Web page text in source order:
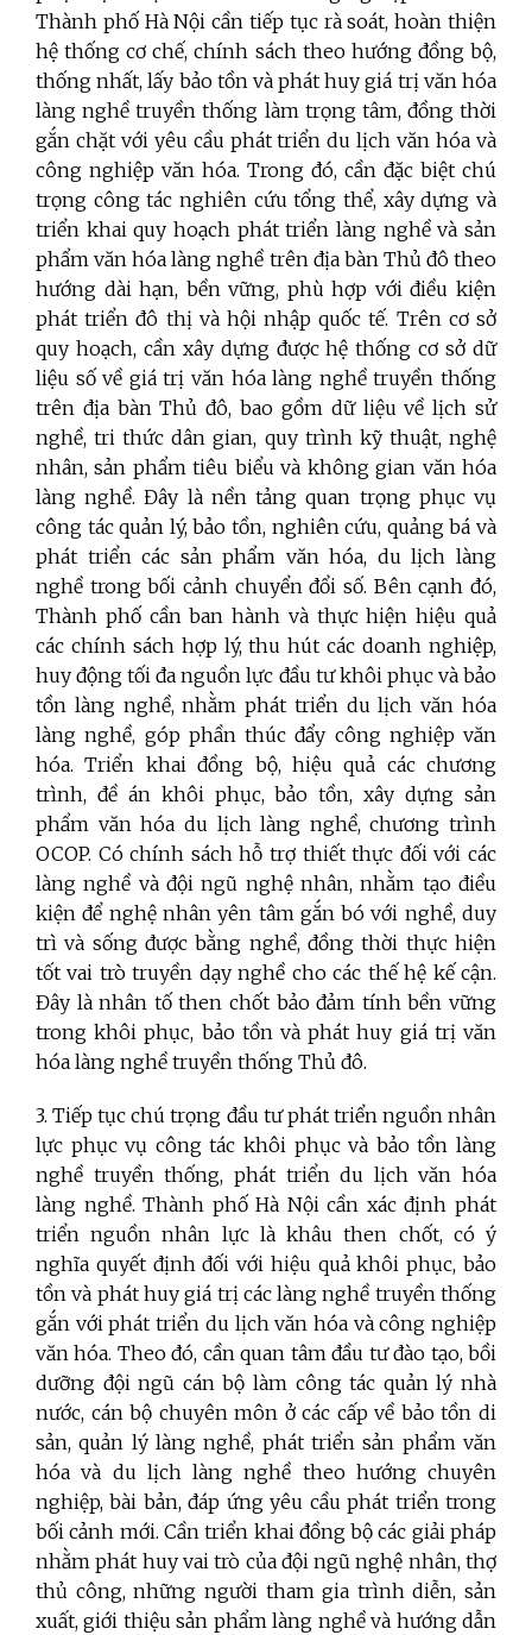
Thành phố Hà Nội cần tiếp tục rà soát, hoàn thiện
hệ thống cơ chế, chính sách theo hướng đồng bộ,
thống nhất, lấy bảo tồn và phát huy giá trị văn hóa
làng nghề truyền thống làm trọng tâm, đồng thời
gắn chặt với yêu cầu phát triển du lịch văn hóa và
công nghiệp văn hóa. Trong đó, cần đặc biệt chú
trọng công tác nghiên cứu tổng thể, xây dựng và
triển khai quy hoạch phát triển làng nghề và sản
phẩm văn hóa làng nghề trên địa bàn Thủ đô theo
hướng dài hạn, bền vững, phù hợp với điều kiện
phát triển đô thị và hội nhập quốc tế. Trên cơ sở
quy hoạch, cần xây dựng được hệ thống cơ sở dữ
liệu số về giá trị văn hóa làng nghề truyền thống
trên địa bàn Thủ đô, bao gồm dữ liệu về lịch sử
nghề, tri thức dân gian, quy trình kỹ thuật, nghệ
nhân, sản phẩm tiêu biểu và không gian văn hóa
làng nghề. Đây là nền tảng quan trọng phục vụ
công tác quản lý, bảo tồn, nghiên cứu, quảng bá và
phát triển các sản phẩm văn hóa, du lịch làng
nghề trong bối cảnh chuyển đổi số. Bên cạnh đó,
Thành phố cần ban hành và thực hiện hiệu quả
các chính sách hợp lý, thu hút các doanh nghiệp,
huy động tối đa nguồn lực đầu tư khôi phục và bảo
tồn làng nghề, nhằm phát triển du lịch văn hóa
làng nghề, góp phần thúc đẩy công nghiệp văn
hóa. Triển khai đồng bộ, hiệu quả các chương
trình, đề án khôi phục, bảo tồn, xây dựng sản
phẩm văn hóa du lịch làng nghề, chương trình
OCOP. Có chính sách hỗ trợ thiết thực đối với các
làng nghề và đội ngũ nghệ nhân, nhằm tạo điều
kiện để nghệ nhân yên tâm gắn bó với nghề, duy
trì và sống được bằng nghề, đồng thời thực hiện
tốt vai trò truyền dạy nghề cho các thế hệ kế cận.
Đây là nhân tố then chốt bảo đảm tính bền vững
trong khôi phục, bảo tồn và phát huy giá trị văn
hóa làng nghề truyền thống Thủ đô.
3. Tiếp tục chú trọng đầu tư phát triển nguồn nhân
lực phục vụ công tác khôi phục và bảo tồn làng
nghề truyền thống, phát triển du lịch văn hóa
làng nghề. Thành phố Hà Nội cần xác định phát
triển nguồn nhân lực là khâu then chốt, có ý
nghĩa quyết định đối với hiệu quả khôi phục, bảo
tồn và phát huy giá trị các làng nghề truyền thống
gắn với phát triển du lịch văn hóa và công nghiệp
văn hóa. Theo đó, cần quan tâm đầu tư đào tạo, bồi
dưỡng đội ngũ cán bộ làm công tác quản lý nhà
nước, cán bộ chuyên môn ở các cấp về bảo tồn di
sản, quản lý làng nghề, phát triển sản phẩm văn
hóa và du lịch làng nghề theo hướng chuyên
nghiệp, bài bản, đáp ứng yêu cầu phát triển trong
bối cảnh mới. Cần triển khai đồng bộ các giải pháp
nhằm phát huy vai trò của đội ngũ nghệ nhân, thợ
thủ công, những người tham gia trình diễn, sản
xuất, giới thiệu sản phẩm làng nghề và hướng dẫn